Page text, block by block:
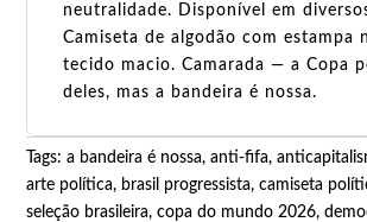
neutralidade. Disponível em
Camiseta de algodão com estampa
tecido macio. Camarada — a Copa
deles, mas a bandeira é nossa.
Tags:a bandeira é nossa,anti-fifa,
arte política, brasil progressista,camiseta
seleção brasileira,copa do mundo 2026,